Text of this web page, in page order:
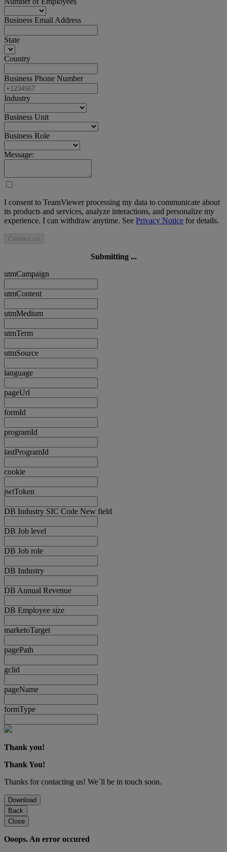
Business Email Address
State
Country
Business Phone Number
Industry
Business Unit
Business Role
Message:
I consent to TeamViewer processing my data to communicate about
its products and services, analyze interactions, and personalize my
experience. I can withdraw anytime. See Privacy Notice for details.
Contact us
Submitting ...
utmCampaign
utmContent
utmMedium
utmTerm
utmSource
language
pageUrl
formId
programId
lastProgramId
cookie
jwtToken
DB Industry SIC Code New field
DB Job level
DB Job role
DB Industry
DB Annual Revenue
DB Employee size
marketoTarget
pagePath
gclid
pageName
formType
Thank you!
Thank You!
Thanks for contacting us! We´ll be in touch soon.
Download
Back
Close
Ooops. An error occured